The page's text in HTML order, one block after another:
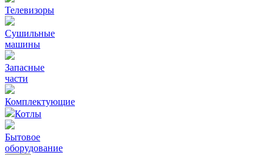
Телевизоры
Сушильные
машины
Запасные
части
Комплектующие
Котлы
Бытовое
оборудование